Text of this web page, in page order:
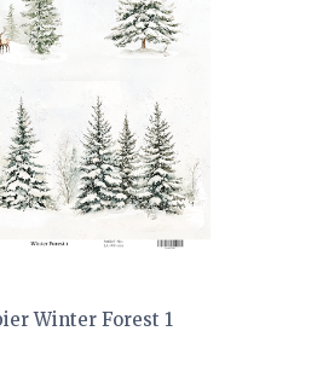
Winter Forest 1